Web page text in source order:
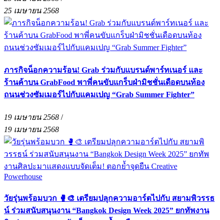
25 เมษายน 2568
ภารกิจน็อกความร้อน! Grab ร่วมกับแบรนด์พาร์ทเนอร์ และ
ร้านค้าบน GrabFood พาพี่คนขับแกร็บฝ่ามิชชั่นเดือดบนท้อง
ถนนช่วงซัมเมอร์ไปกับแคมเปญ “Grab Summer Fighter”
19 เมษายน 2568 /
19 เมษายน 2568
วัยรุ่นพร้อมบวก 🥊🎨 เตรียมปลุกความอาร์ตไปกับ สยามพิวรรธ
น์ ร่วมสนับสนุนงาน “Bangkok Design Week 2025” ยกทัพงาน